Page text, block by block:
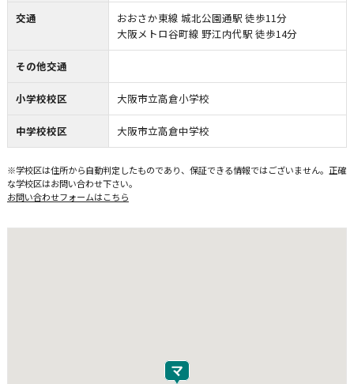
交通
おおさか東線 城北公園通駅 徒歩11分
大阪メトロ谷町線 野江内代駅 徒歩14分
その他交通
小学校校区 大阪市立高倉小学校
中学校校区 大阪市立高倉中学校
※学校区は住所から自動判定したものであり、保証できる情報ではございません。正確
な学校区はお問い合わせ下さい。
お問い合わせフォームはこちら